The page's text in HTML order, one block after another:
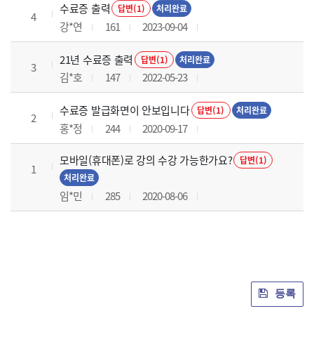
4
수료증 출력 답변(1) 처리완료
강*연 161 2023-09-04
3
21년 수료증 출력 답변(1) 처리완료
김*호 147 2022-05-23
2
수료증 발급화면이 안보입니다 답변(1) 처리완료
홍*정 244 2020-09-17
1
모바일(휴대폰)로 강의 수강 가능한가요?
답변(1)
처리완료
임*민 285 2020-08-06
등록